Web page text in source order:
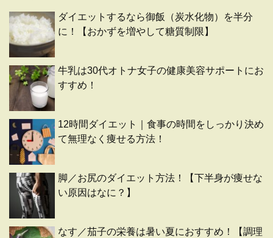
ダイエットするなら御飯（炭水化物）を半分
に！【おかずを増やして糖質制限】
牛乳は30代オトナ女子の健康美容サポートにお
すすめ！
12時間ダイエット｜食事の時間をしっかり決め
て無理なく痩せる方法！
脚／お尻のダイエット方法！【下半身が痩せな
い原因はなに？】
なす／茄子の栄養は暑い夏におすすめ！【調理